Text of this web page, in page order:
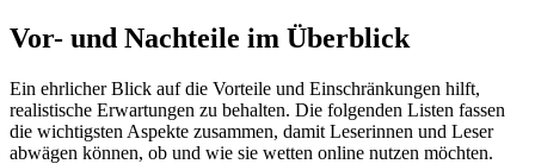
Vor- und Nachteile im Überblick
Ein ehrlicher Blick auf die Vorteile und Einschränkungen hilft,
realistische Erwartungen zu behalten. Die folgenden Listen fassen
die wichtigsten Aspekte zusammen, damit Leserinnen und Leser
abwägen können, ob und wie sie wetten online nutzen möchten.